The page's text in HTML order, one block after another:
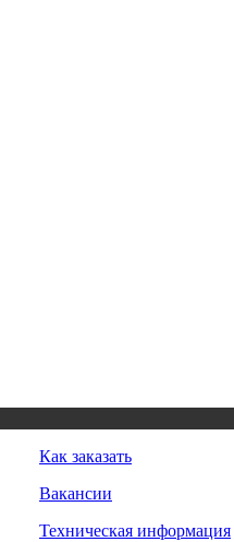
Как заказать
Вакансии
Техническая информация